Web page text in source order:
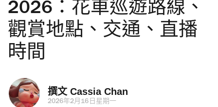
2026：花車巡遊路線、
觀賞地點、交通、直播
時間
撰文 Cassia Chan
2026年2月16日星期一